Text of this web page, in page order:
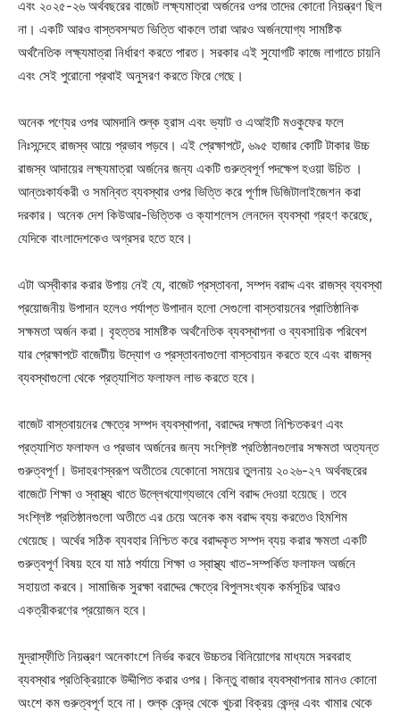
এবং ২০২৫-২৬ অর্থবছরের বাজেট লক্ষ্যমাত্রা অর্জনের ওপর তাদের কোনো নিয়ন্ত্রণ ছিল
না। একটি আরও বাস্তবসম্মত ভিত্তি থাকলে তারা আরও অর্জনযোগ্য সামষ্টিক
অর্থনৈতিক লক্ষ্যমাত্রা নির্ধারণ করতে পারত। সরকার এই সুযোগটি কাজে লাগাতে চায়নি
এবং সেই পুরোনো প্রথাই অনুসরণ করতে ফিরে গেছে।
অনেক পণ্যের ওপর আমদানি শুল্ক হ্রাস এবং ভ্যাট ও এআইটি মওকুফের ফলে
নিঃসন্দেহে রাজস্ব আয়ে প্রভাব পড়বে। এই প্রেক্ষাপটে, ৬৯৫ হাজার কোটি টাকার উচ্চ
রাজস্ব আদায়ের লক্ষ্যমাত্রা অর্জনের জন্য একটি গুরুত্বপূর্ণ পদক্ষেপ হওয়া উচিত ।
আন্তঃকার্যকরী ও সমন্বিত ব্যবস্থার ওপর ভিত্তি করে পূর্ণাঙ্গ ডিজিটালাইজেশন করা
দরকার। অনেক দেশ কিউআর-ভিত্তিক ও ক্যাশলেস লেনদেন ব্যবস্থা গ্রহণ করেছে,
যেদিকে বাংলাদেশকেও অগ্রসর হতে হবে।
এটা অস্বীকার করার উপায় নেই যে, বাজেট প্রস্তাবনা, সম্পদ বরাদ্দ এবং রাজস্ব ব্যবস্থা
প্রয়োজনীয় উপাদান হলেও পর্যাপ্ত উপাদান হলো সেগুলো বাস্তবায়নের প্রাতিষ্ঠানিক
সক্ষমতা অর্জন করা। বৃহত্তর সামষ্টিক অর্থনৈতিক ব্যবস্থাপনা ও ব্যবসায়িক পরিবেশ
যার প্রেক্ষাপটে বাজেটীয় উদ্যোগ ও প্রস্তাবনাগুলো বাস্তবায়ন করতে হবে এবং রাজস্ব
ব্যবস্থাগুলো থেকে প্রত্যাশিত ফলাফল লাভ করতে হবে।
বাজেট বাস্তবায়নের ক্ষেত্রে সম্পদ ব্যবস্থাপনা, বরাদ্দের দক্ষতা নিশ্চিতকরণ এবং
প্রত্যাশিত ফলাফল ও প্রভাব অর্জনের জন্য সংশ্লিষ্ট প্রতিষ্ঠানগুলোর সক্ষমতা অত্যন্ত
গুরুত্বপূর্ণ। উদাহরণস্বরূপ অতীতের যেকোনো সময়ের তুলনায় ২০২৬-২৭ অর্থবছরের
বাজেটে শিক্ষা ও স্বাস্থ্য খাতে উল্লেখযোগ্যভাবে বেশি বরাদ্দ দেওয়া হয়েছে। তবে
সংশ্লিষ্ট প্রতিষ্ঠানগুলো অতীতে এর চেয়ে অনেক কম বরাদ্দ ব্যয় করতেও হিমশিম
খেয়েছে। অর্থের সঠিক ব্যবহার নিশ্চিত করে বরাদ্দকৃত সম্পদ ব্যয় করার ক্ষমতা একটি
গুরুত্বপূর্ণ বিষয় হবে যা মাঠ পর্যায়ে শিক্ষা ও স্বাস্থ্য খাত-সম্পর্কিত ফলাফল অর্জনে
সহায়তা করবে। সামাজিক সুরক্ষা বরাদ্দের ক্ষেত্রে বিপুলসংখ্যক কর্মসূচির আরও
একত্রীকরণের প্রয়োজন হবে।
মুদ্রাস্ফীতি নিয়ন্ত্রণ অনেকাংশে নির্ভর করবে উচ্চতর বিনিয়োগের মাধ্যমে সরবরাহ
ব্যবস্থার প্রতিক্রিয়াকে উদ্দীপিত করার ওপর। কিন্তু বাজার ব্যবস্থাপনার মানও কোনো
অংশে কম গুরুত্বপূর্ণ হবে না। শুল্ক কেন্দ্র থেকে খুচরা বিক্রয় কেন্দ্র এবং খামার থেকে